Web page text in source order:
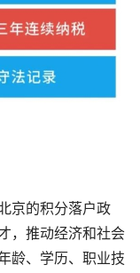
京的积分落户政
，推动经济和社会
龄、学历、职业技